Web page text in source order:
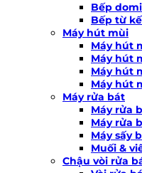
Bếp
Bếp từ
Máy hút mùi
Máy hút
Máy hút
Máy hút
Máy hút
Máy rửa bát
Máy rửa
Máy rửa
Máy sấy
Muối &
Chậu vòi rửa